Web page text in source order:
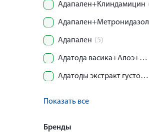
Адапален+Клиндамицин
Адапален+Метронидазол
Адапален (5)
Адатода васика+Алоэ+Базилик+Девясил+Имбирь+Куркума+Паслен+Перец+Солодка+Терминалия+Левоментол
Адатоды экстракт густой+Солодки эстракт густой+Куркумы экстракт густой+Базилика экстракт густой+Имбиря экстракт густой+Паслена экстракт густой+Перца экстракт густой+Кардамона экстракт густой
Показать все
Бренды